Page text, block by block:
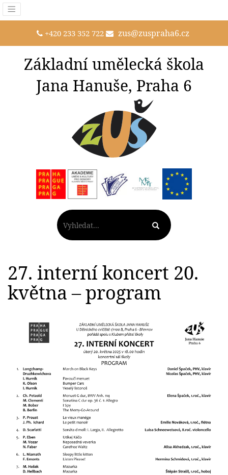
+420 233 352 722 zus@zuspraha6.cz
Základní umělecká škola
Jana Hanuše, Praha 6
27. interní koncert 20.
května – program